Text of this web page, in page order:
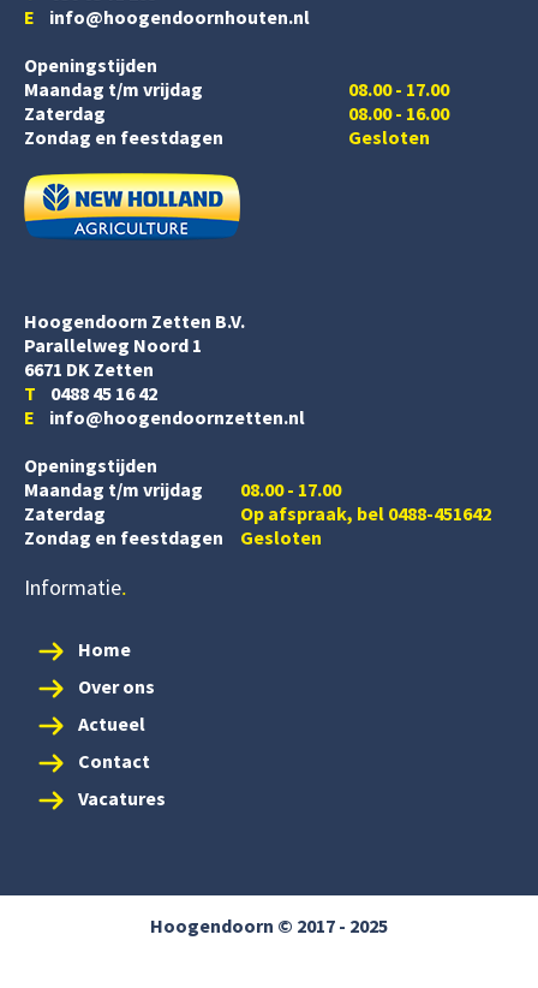
E info@hoogendoornhouten.nl
Openingstijden
Maandag t/m vrijdag
Zaterdag
08.00 - 17.00
08.00 - 16.00
Zondag en feestdagen
Gesloten
Hoogendoorn Zetten B.V.
Parallelweg Noord 1
6671 DK Zetten
T 0488 45 16 42
E info@hoogendoornzetten.nl
Openingstijden
Maandag t/m vrijdag
08.00 - 17.00
Zaterdag
Op afspraak, bel 0488-451642
Zondag en feestdagen
Gesloten
Informatie
Home
Over ons
Actueel
Contact
Vacatures
Hoogendoorn © 2017 - 2025